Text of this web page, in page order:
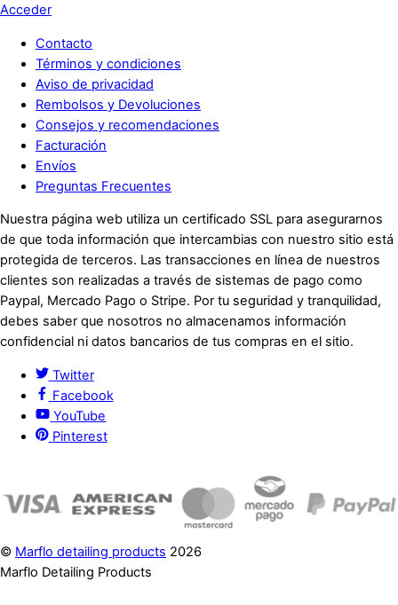
Acceder
Contacto
Términos y condiciones
Aviso de privacidad
Rembolsos y Devoluciones
Consejos y recomendaciones
Facturación
Envíos
Preguntas Frecuentes
Nuestra página web utiliza un certificado SSL para asegurarnos
de que toda información que intercambias con nuestro sitio está
protegida de terceros. Las transacciones en línea de nuestros
clientes son realizadas a través de sistemas de pago como
Paypal, Mercado Pago o Stripe. Por tu seguridad y tranquilidad,
debes saber que nosotros no almacenamos información
confidencial ni datos bancarios de tus compras en el sitio.
Twitter
Facebook
YouTube
Pinterest
© Marflo detailing products 2026
Marflo Detailing Products